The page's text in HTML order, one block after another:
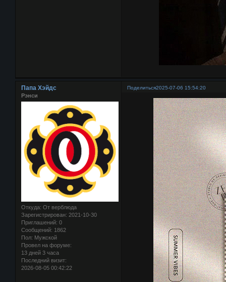
Поделиться2025-07-06 15:54:20
Папа Хэйдс
Рэнси
Откуда: От верблюда
Зарегистрирован: 2021-10-30
Приглашений: 0
Сообщений: 1862
Пол: Мужской
Провел на форуме:
13 дней 3 часа
Последний визит:
2026-08-05 00:42:22